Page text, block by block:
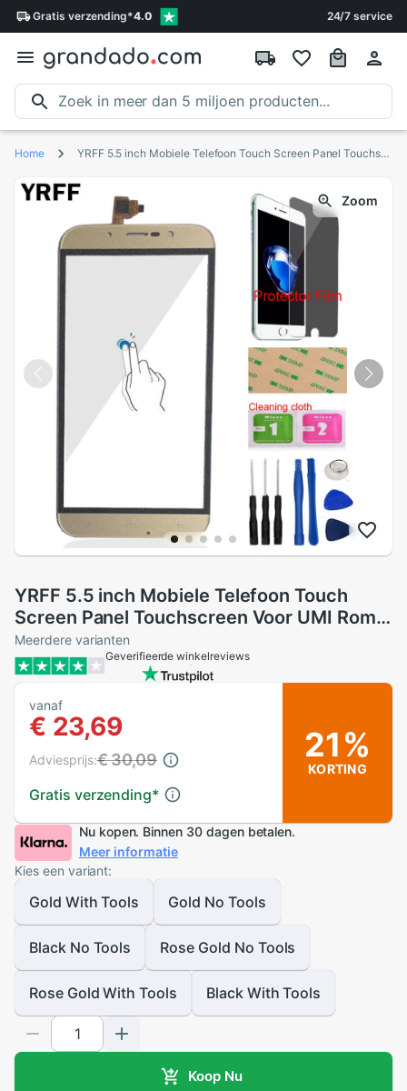
Gratis verzending*4.0 24/7 service
Home YRFF 5.5 inch Mobiele Telefoon Touch Screen Panel Touchscreen Voor UMI Rome X Digitizer Panel Glas Protector Film Gratis Lijm
Zoom
YRFF 5.5 inch Mobiele Telefoon Touch
Screen Panel Touchscreen Voor UMI Rome
X Digitizer Panel Glas Protector Film Gratis
Lijm
Meerdere varianten
Geverifieerde winkelreviews
vanaf
€ 23,69
Gratis verzending*
Adviesprijs:€ 30,09 21%
KORTING
Nu kopen. Binnen 30 dagen betalen.
Meer informatie
Kies een variant:
Gold With Tools Gold No Tools
Black No Tools Rose Gold No Tools
Rose Gold With Tools Black With Tools
Koop Nu